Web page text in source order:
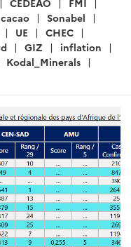
CEDEAO
FMI
cacao
Sonabel
UE
CHEC
GIZ
inflation
Kodal_Minerals